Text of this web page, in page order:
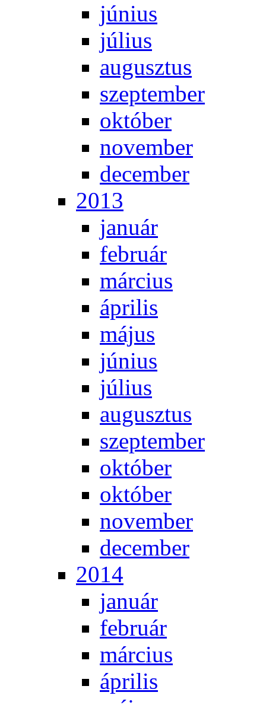
jú­ni­us
jú­li­us
au­gusz­tus
szep­tem­ber
ok­tó­ber
no­vem­ber
de­cem­ber
2013
ja­nu­ár
feb­ru­ár
már­ci­us
áp­ri­lis
má­jus
jú­ni­us
jú­li­us
au­gusz­tus
szep­tem­ber
ok­tó­ber
ok­tó­ber
no­vem­ber
de­cem­ber
2014
ja­nu­ár
feb­ru­ár
már­ci­us
áp­ri­lis